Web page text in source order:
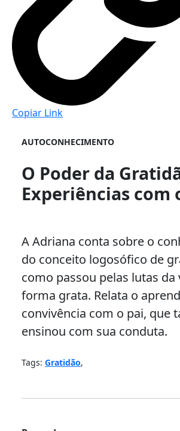
Copiar Link
AUTOCONHECIMENTO
O Poder da
Experiências com
A Adriana conta sobre o
do conceito logosófico de
como passou pelas lutas da
forma grata. Relata o
convivência com o pai, que
ensinou com sua conduta.
Tags: Gratidão,